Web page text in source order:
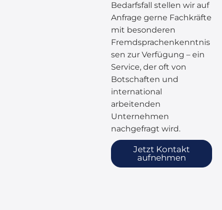
Bedarfsfall stellen wir auf
Anfrage gerne Fachkräfte
mit besonderen
Fremdsprachenkenntnis
sen zur Verfügung – ein
Service, der oft von
Botschaften und
international
arbeitenden
Unternehmen
nachgefragt wird.
Jetzt Kontakt
aufnehmen